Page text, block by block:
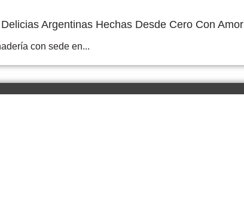
Argentinas Hechas Desde Cero Con Amor
con sede en...